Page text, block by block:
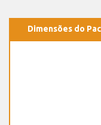
Dimensões do